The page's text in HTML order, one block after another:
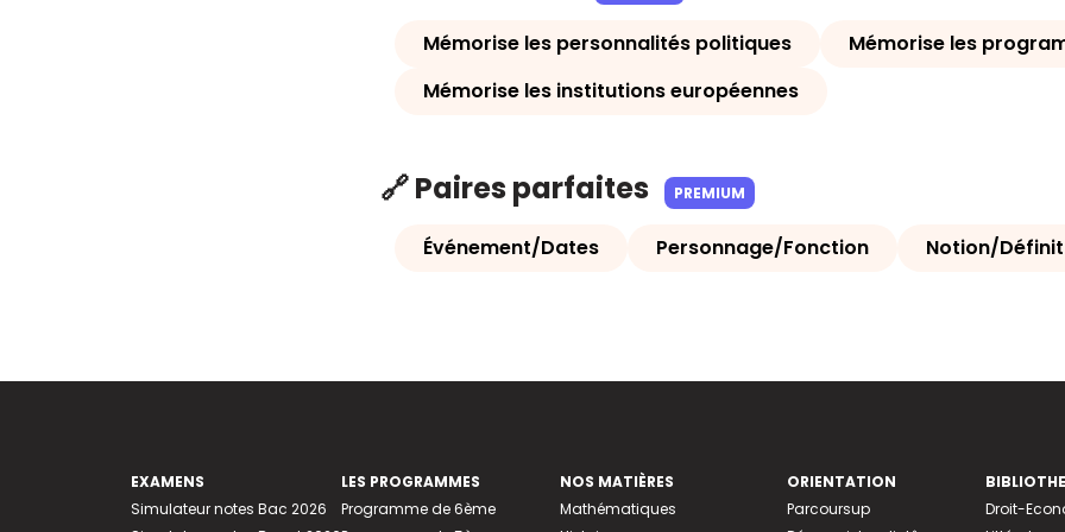
Mémorise les personnalités politiques
Mémorise les
Mémorise les institutions européennes
🔗 Paires parfaites PREMIUM
Événement/Dates Personnage/Fonction Notion/
EXAMENS
Simulateur notes Bac 2026
LES PROGRAMMES
Programme de 6ème
NOS MATIÈRES
Mathématiques
ORIENTATION
Parcoursup
Droit-